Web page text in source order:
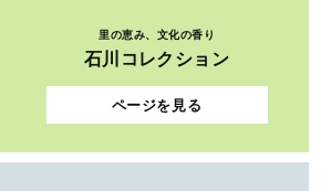
里の恵み、文化の香り
石川コレクション
ページを見る